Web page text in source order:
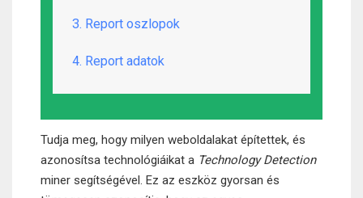
3. Report oszlopok
4. Report adatok
Tudja meg, hogy milyen weboldalakat építettek, és
azonosítsa technológiáikat a Technology Detection
miner segítségével. Ez az eszköz gyorsan és